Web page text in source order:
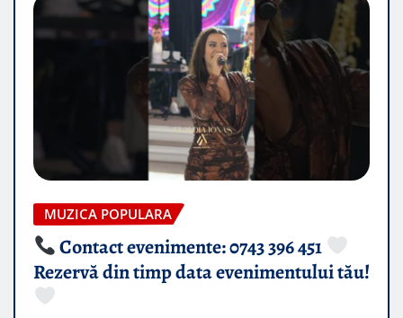
MUZICA POPULARA
Contact evenimente: 0743 396 451
Rezervă din timp data evenimentului tău!